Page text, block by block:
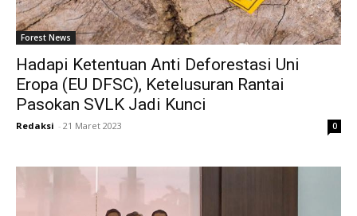
Forest News
Hadapi Ketentuan Anti Deforestasi Uni
Eropa (EU DFSC), Ketelusuran Rantai
Pasokan SVLK Jadi Kunci
Redaksi - 21 Maret 2023 0